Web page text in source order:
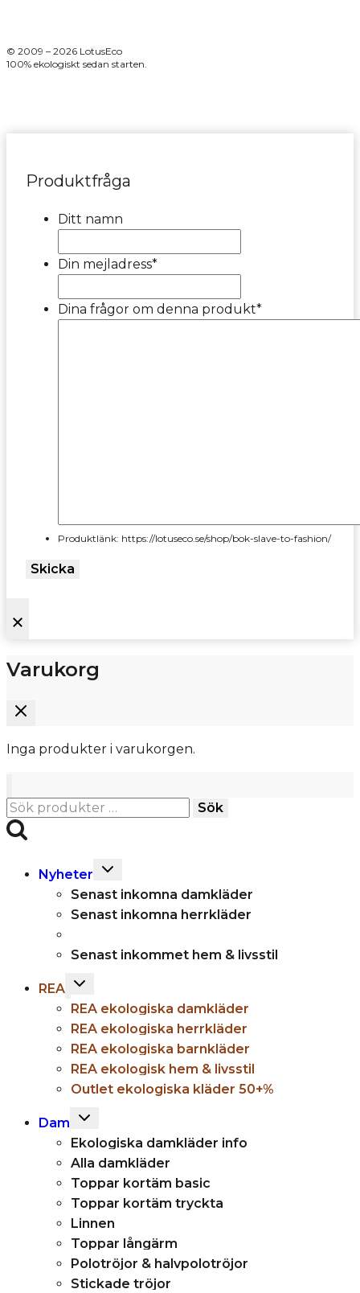
© 2009 – 2026 LotusEco
100% ekologiskt sedan starten.
Produktfråga
Ditt namn
Din mejladress*
Dina frågor om denna produkt*
Produktlänk: https://lotuseco.se/shop/bok-slave-to-fashion/
Skicka
Varukorg
Inga produkter i varukorgen.
Sök
efter:
Sök
Nyheter
Toggle
child
menu
Senast inkomna damkläder
Senast inkomna herrkläder
Senast inkommet hem & livsstil
REA Toggle
menu
REA ekologiska damkläder
REA ekologiska herrkläder
REA ekologiska barnkläder
REA ekologisk hem & livsstil
Outlet ekologiska kläder 50+%
Dam
Toggle
menu
Ekologiska damkläder info
Alla damkläder
Toppar kortäm basic
Toppar kortäm tryckta
Linnen
Toppar långärm
Polotröjor & halvpolotröjor
Stickade tröjor